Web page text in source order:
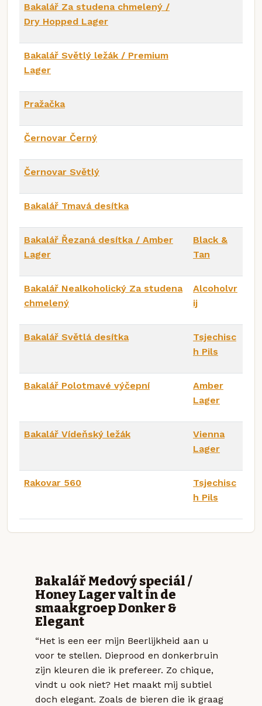
Bakalář Za studena chmelený /
Dry Hopped Lager
Bakalář Světlý ležák / Premium
Lager
Pražačka
Černovar Černý
Černovar Světlý
Bakalář Tmavá desítka
Bakalář Řezaná desítka / Amber
Lager
Black &
Tan
Bakalář Nealkoholický Za studena
chmelený
Alcoholvr
ij
Bakalář Světlá desítka
Tsjechisc
h Pils
Bakalář Polotmavé výčepní
Amber
Lager
Bakalář Vídeňský ležák
Vienna
Lager
Rakovar 560
Tsjechisc
h Pils
Bakalář Medový speciál /
Honey Lager valt in de
smaakgroep Donker &
Elegant
“Het is een eer mijn Beerlijkheid aan u
voor te stellen. Dieprood en donkerbruin
zijn kleuren die ik prefereer. Zo chique,
vindt u ook niet? Het maakt mij subtiel
doch elegant. Zoals de bieren die ik graag